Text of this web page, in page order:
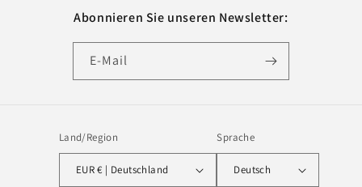
Abonnieren Sie unseren Newsletter:
E-Mail
Land/Region
EUR € | Deutschland
Sprache
Deutsch